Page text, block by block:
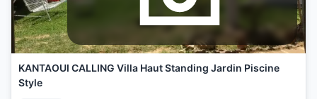
KANTAOUI CALLING Villa Haut Standing Jardin Piscine
Style